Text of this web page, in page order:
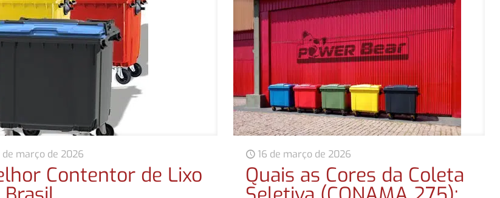
de março de 2026
Contentor de Lixo
16 de março de 2026
Quais as Cores da Coleta